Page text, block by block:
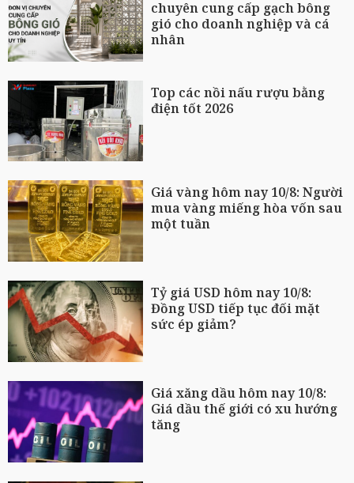
chuyên cung cấp gạch bông
gió cho doanh nghiệp và cá
nhân
Top các nồi nấu rượu bằng
điện tốt 2026
Giá vàng hôm nay 10/8: Người
mua vàng miếng hòa vốn sau
một tuần
Tỷ giá USD hôm nay 10/8:
Đồng USD tiếp tục đối mặt
sức ép giảm?
Giá xăng dầu hôm nay 10/8:
Giá dầu thế giới có xu hướng
tăng